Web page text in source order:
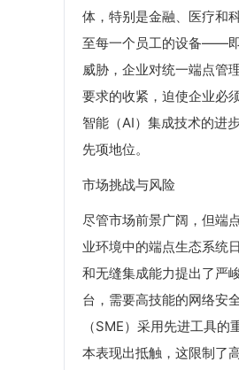
体，特别是金融、医疗和
至每一个员工的设备——即
威胁，企业对统一端点管
要求的收紧，迫使企业必
智能（AI）集成技术的进
先项地位。
市场挑战与风险
尽管市场前景广阔，但端
业环境中的端点生态系统
和无缝集成能力提出了严
台，需要高技能的网络安
（SME）采用先进工具
本表现出抵触，这限制了